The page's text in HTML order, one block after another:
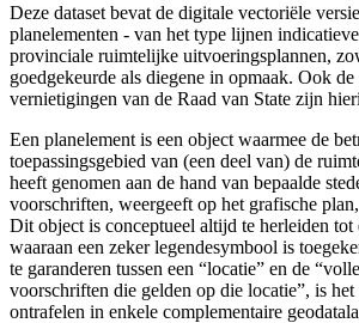
Deze dataset bevat de digitale vectoriële
planelementen - van het type lijnen
provinciale ruimtelijke uitvoeringsplannen,
goedgekeurde als diegene in opmaak. Ook de
vernietigingen van de Raad van State zijn
Een planelement is een object waarmee de
toepassingsgebied van (een deel van) de
heeft genomen aan de hand van bepaalde
voorschriften, weergeeft op het grafische
Dit object is conceptueel altijd te herleiden
waaraan een zeker legendesymbool is
te garanderen tussen een “locatie” en de
voorschriften die gelden op die locatie”, is
ontrafelen in enkele complementaire